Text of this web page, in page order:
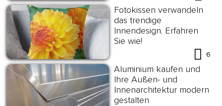
Fotokissen verwandeln
das trendige
Innendesign. Erfahren
Sie wie!
6
Aluminium kaufen und
Ihre Außen- und
Innenarchitektur modern
gestalten